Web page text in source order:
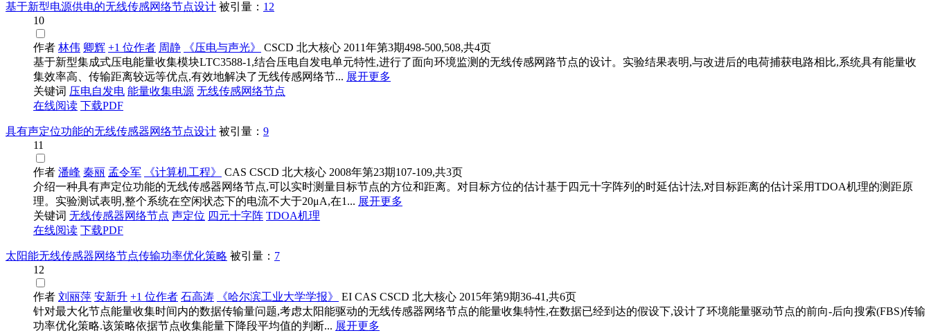
基于新型电源供电的无线传感网络节点设计 被引量： 12
10
作者 林伟 卿辉 +1 位作者 周静 《压电与声光》 CSCD 北大核心 2011年第3期498-500,508,共4页
基于新型集成式压电能量收集模块LTC3588-1,结合压电自发电单元特性,进行了面向环境监测的无线传感网路节点的设计。实验结果表明,与改进后的电荷捕获电路相比,系统具有能量收
集效率高、传输距离较远等优点,有效地解决了无线传感网络节... 展开更多
关键词 压电自发电 能量收集电源 无线传感网络节点
在线阅读 下载PDF
具有声定位功能的无线传感器网络节点设计 被引量： 9
11
作者 潘峰 秦丽 孟令军 《计算机工程》 CAS CSCD 北大核心 2008年第23期107-109,共3页
介绍一种具有声定位功能的无线传感器网络节点,可以实时测量目标节点的方位和距离。对目标方位的估计基于四元十字阵列的时延估计法,对目标距离的估计采用TDOA机理的测距原
理。实验测试表明,整个系统在空闲状态下的电流不大于20μA,在1... 展开更多
关键词 无线传感器网络节点 声定位 四元十字阵 TDOA机理
在线阅读 下载PDF
太阳能无线传感器网络节点传输功率优化策略 被引量： 7
12
作者 刘丽萍 安新升 +1 位作者 石高涛 《哈尔滨工业大学学报》 EI CAS CSCD 北大核心 2015年第9期36-41,共6页
针对最大化节点能量收集时间内的数据传输量问题,考虑太阳能驱动的无线传感器网络节点的能量收集特性,在数据已经到达的假设下,设计了环境能量驱动节点的前向-后向搜索(FBS)传输
功率优化策略.该策略依据节点收集能量下降段平均值的判断... 展开更多